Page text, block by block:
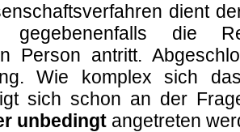
dient
die
Person antritt.
Wie komplex sich
sich schon an der
unbedingtangetreten